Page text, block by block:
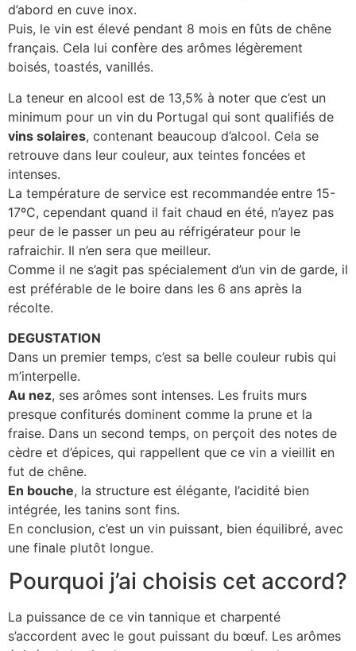
d’abord en cuve inox.
Puis, le vin est élevé pendant 8 mois en fûts de chêne
français. Cela lui confère des arômes légèrement
boisés, toastés, vanillés.
La teneur en alcool est de 13,5% à noter que c’est un
minimum pour un vin du Portugal qui sont qualifiés de
vins solaires, contenant beaucoup d’alcool. Cela se
retrouve dans leur couleur, aux teintes foncées et
intenses.
La température de service est recommandée entre 15-
17ºC, cependant quand il fait chaud en été, n’ayez pas
peur de le passer un peu au réfrigérateur pour le
rafraichir. Il n’en sera que meilleur.
Comme il ne s’agit pas spécialement d’un vin de garde, il
est préférable de le boire dans les 6 ans après la
récolte.
DEGUSTATION
Dans un premier temps, c’est sa belle couleur rubis qui
m’interpelle.
Au nez, ses arômes sont intenses. Les fruits murs
presque confiturés dominent comme la prune et la
fraise. Dans un second temps, on perçoit des notes de
cèdre et d’épices, qui rappellent que ce vin a vieillit en
fut de chêne.
En bouche, la structure est élégante, l’acidité bien
intégrée, les tanins sont fins.
En conclusion, c’est un vin puissant, bien équilibré, avec
une finale plutôt longue.
Pourquoi j’ai choisis cet accord?
La puissance de ce vin tannique et charpenté
s’accordent avec le gout puissant du bœuf. Les arômes